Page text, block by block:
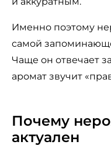
Именно поэтому
самой
Чаще он отвечает
аромат звучит
Почему
актуален